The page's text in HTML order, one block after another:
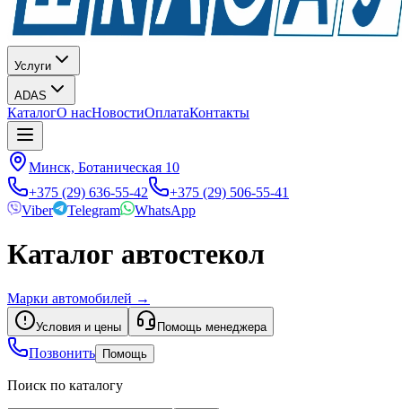
Услуги
ADAS
КаталогО насНовостиОплатаКонтакты
Минск, Ботаническая 10
+375 (29) 636-55-42
+375 (29) 506-55-41
Viber
Telegram WhatsApp
Каталог автостекол
Марки автомобилей →
Условия и цены Помощь менеджера
Позвонить Помощь
Поиск по каталогу